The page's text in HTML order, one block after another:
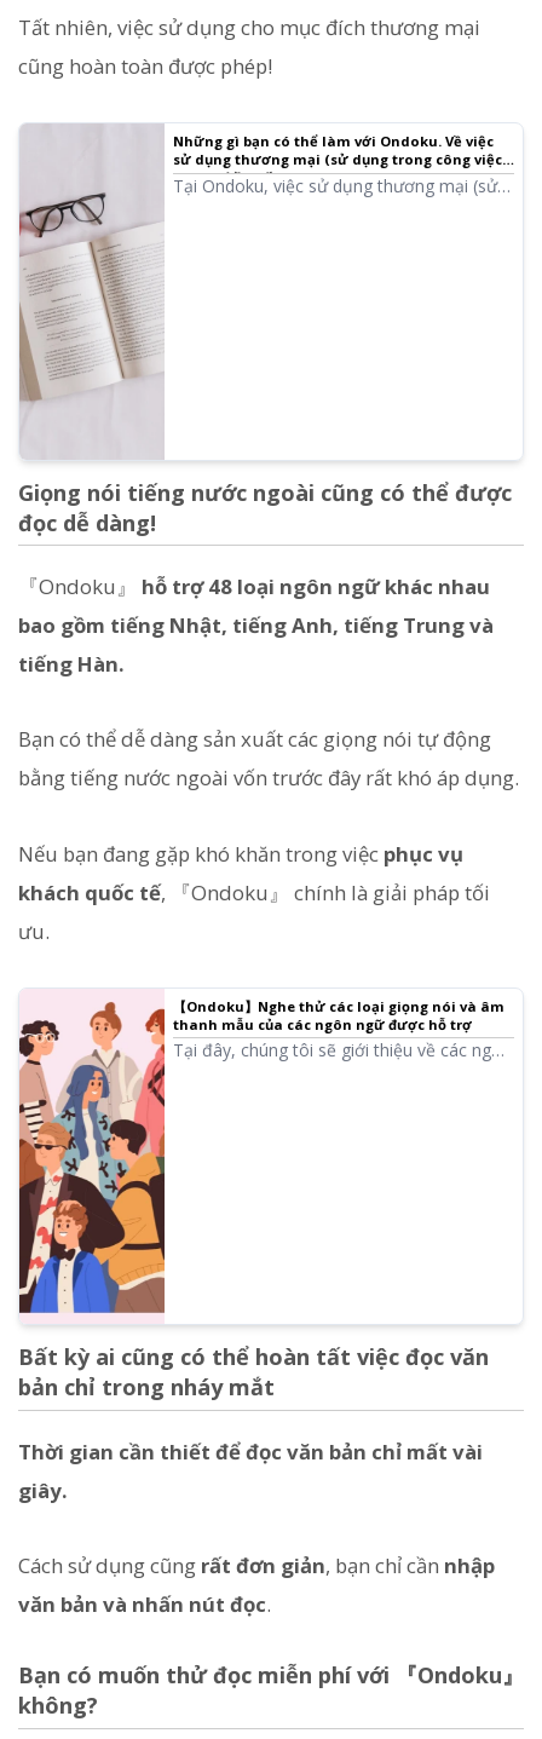
Tất nhiên, việc sử dụng cho mục đích thương mại
cũng hoàn toàn được phép!
Những gì bạn có thể làm với Ondoku. Về việc
sử dụng thương mại (sử dụng trong công việc)
và các điều cấm.
Tại Ondoku, việc sử dụng thương mại (sử
Giọng nói tiếng nước ngoài cũng có thể được
đọc dễ dàng!
『Ondoku』 hỗ trợ 48 loại ngôn ngữ khác nhau
bao gồm tiếng Nhật, tiếng Anh, tiếng Trung và
tiếng Hàn.
Bạn có thể dễ dàng sản xuất các giọng nói tự động
bằng tiếng nước ngoài vốn trước đây rất khó áp dụng.
Nếu bạn đang gặp khó khăn trong việc phục vụ
khách quốc tế, 『Ondoku』 chính là giải pháp tối
ưu.
【Ondoku】Nghe thử các loại giọng nói và âm
thanh mẫu của các ngôn ngữ được hỗ trợ
Tại đây, chúng tôi sẽ giới thiệu về các ngôn
Bất kỳ ai cũng có thể hoàn tất việc đọc văn
bản chỉ trong nháy mắt
Thời gian cần thiết để đọc văn bản chỉ mất vài
giây.
Cách sử dụng cũng rất đơn giản, bạn chỉ cần nhập
văn bản và nhấn nút đọc.
Bạn có muốn thử đọc miễn phí với 『Ondoku』
không?